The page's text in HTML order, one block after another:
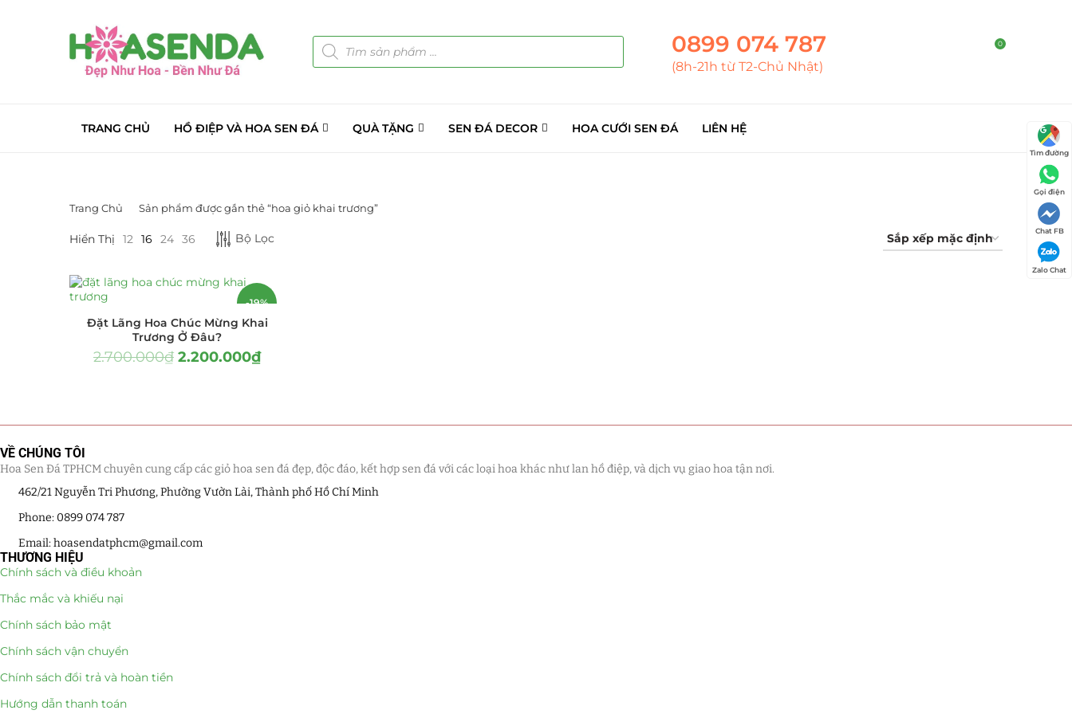
0899 074 787
(8h-21h từ T2-Chủ Nhật)
0
TRANG CHỦ HỒ ĐIỆP VÀ HOA SEN ĐÁ QUÀ TẶNG SEN ĐÁ DECOR HOA CƯỚI SEN ĐÁ LIÊN HỆ
DANH MỤC SẢN PHẨM
Cây Sen Đá Giá Sỉ
Chậu Sen Đá Mini
(132)
Tiểu Cảnh Lan Sen Đá (63)
Hoa Ngày Lễ 8/3
Hoa Tặng 14/2
Quà Tặng
Quà Noel - Quà Giáng Sinh
Trang Chủ Sản phẩm được gắn thẻ “hoa giỏ khai trương”
Hiển Thị 12 16 24 36 Bộ Lọc
-19%
Đặt Lãng Hoa Chúc Mừng Khai
Trương Ở Đâu?
2.700.000₫ 2.200.000₫
VỀ CHÚNG TÔI
Hoa Sen Đá TPHCM chuyên cung cấp các giỏ hoa sen đá đẹp, độc đáo, kết hợp sen đá với các loại hoa khác như lan hồ điệp, và dịch vụ giao hoa tận nơi.
462/21 Nguyễn Tri Phương, Phường Vườn Lài, Thành phố Hồ Chí Minh
Phone: 0899 074 787
Email: hoasendatphcm@gmail.com
THƯƠNG HIỆU
Chính sách và điều khoản
Thắc mắc và khiếu nại
Chính sách bảo mật
Chính sách vận chuyển
Chính sách đổi trả và hoàn tiền
Hướng dẫn thanh toán
Tìm đường
Gọi điện
Chat FB
Zalo Chat